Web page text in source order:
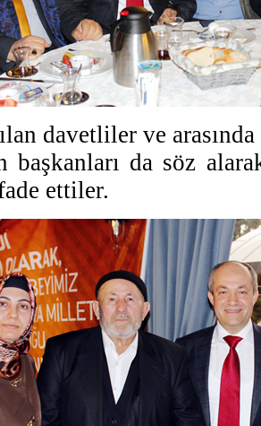
davetliler ve
başkanları da söz
ettiler.